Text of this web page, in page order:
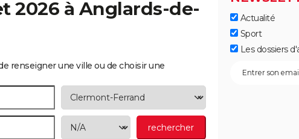
2026 à Anglards-de-
renseigner une ville ou de choisir une
Actualité
Sport
Les dossiers